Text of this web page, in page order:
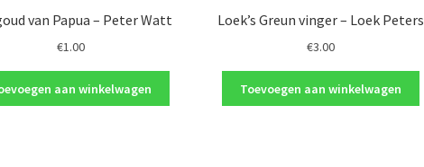
van Papua – Peter Watt
€1.00
aan winkelwagen
Loek’s Greun vinger – Loek Peters
€3.00
Toevoegen aan winkelwagen